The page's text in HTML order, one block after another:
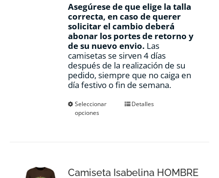
Asegúrese de que elige la talla
correcta, en caso de querer
solicitar el cambio deberá
abonar los portes de retorno y
de su nuevo envio. Las
camisetas se sirven 4 días
después de la realización de su
pedido, siempre que no caiga en
día festivo o fin de semana.
Seleccionar
opciones
Este
se
Detalles
Camiseta Isabelina HOMBRE